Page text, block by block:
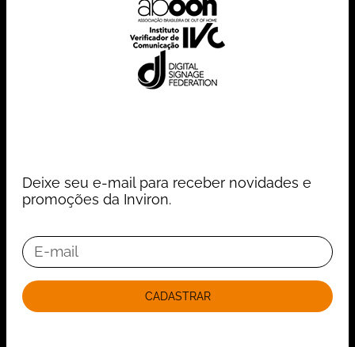
Deixe seu e-mail para receber novidades e
promoções da Inviron.
CADASTRAR